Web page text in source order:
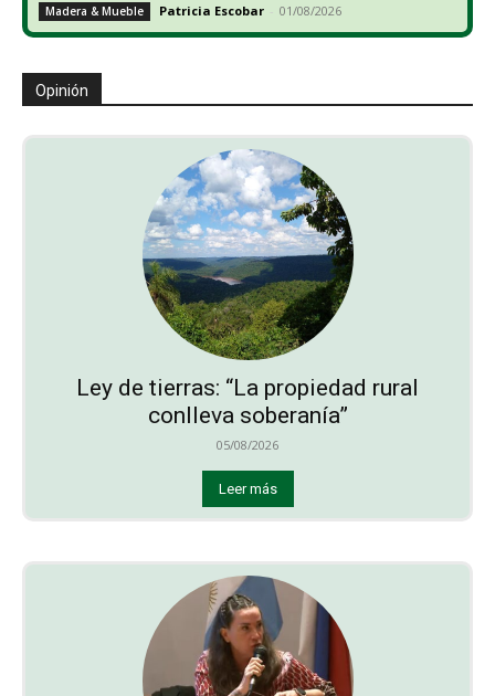
Madera & Mueble Patricia Escobar - 01/08/2026
Opinión
Ley de tierras: “La propiedad rural
conlleva soberanía”
05/08/2026
Leer más